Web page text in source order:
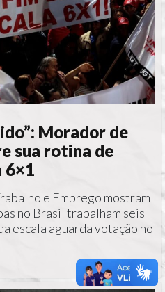
Morador de
sua rotina de
6×1
e Emprego mostram
no Brasil trabalham seis
escala aguarda votação no